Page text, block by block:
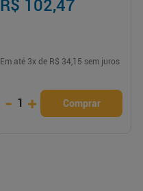
R$ 102,47
Em até 3x de R$ 34,15 sem juros
- 1 + Comprar